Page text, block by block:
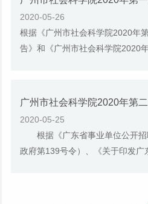
2020-05-26
根据《广州市社会科学院2020年
告》和《广州市社会科学院2020
2020-05-25
根据《广东省事业单位公开招
政府第139号令）、《关于印发广